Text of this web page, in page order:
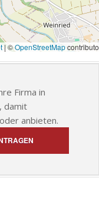
| ©OpenStreetMap
Firma in
damit
anbieten.